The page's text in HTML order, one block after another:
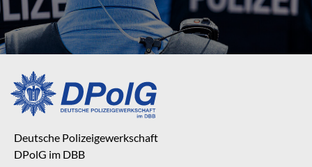
Deutsche Polizeigewerkschaft
DPolG im DBB